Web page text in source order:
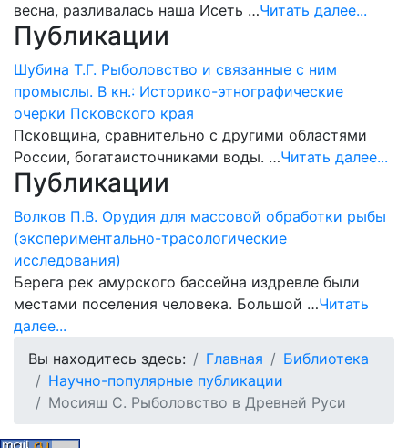
весна, разливалась наша Исеть …Читать далее...
Публикации
Шубина Т.Г. Рыболовство и связанные с ним
промыслы. В кн.: Историко-этнографические
очерки Псковского края
Псковщина, сравнительно с другими областями
России, богатаисточниками воды. …Читать далее...
Публикации
Волков П.В. Орудия для массовой обработки рыбы
(экспериментально-трасологические
исследования)
Берега рек амурского бассейна издревле были
местами поселения человека. Большой …Читать
далее...
Вы находитесь здесь:
Главная
Библиотека
Научно-популярные публикации
Мосияш С. Рыболовство в Древней Руси